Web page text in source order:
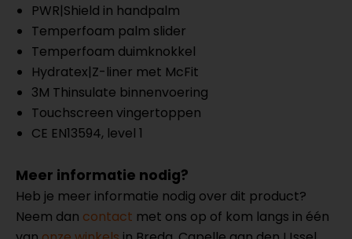
PWR|Shield in handpalm
Temperfoam palm slider
Temperfoam duimknokkel
Hydratex|Z-liner met McFit
3M Thinsulate binnenvoering
Touchscreen vingertoppen
CE EN13594, level 1
Meer informatie nodig?
Heb je meer informatie nodig over dit product?
Neem dan contact met ons op of kom langs in één